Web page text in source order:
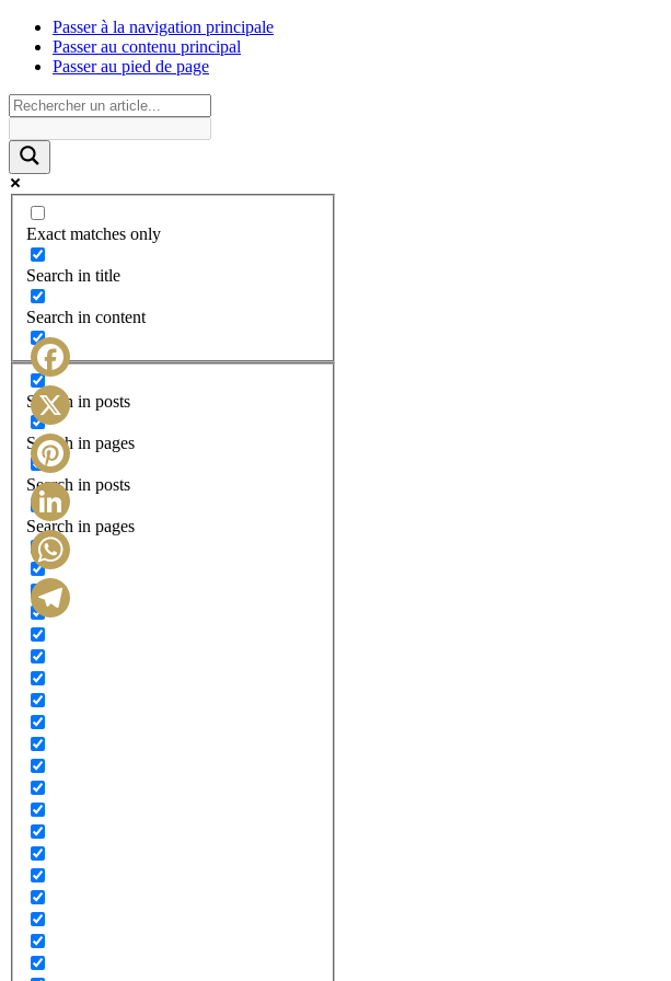
Passer à la navigation principale
Passer au contenu principal
Passer au pied de page
Exact matches only
Search in title
Search in content
Search in posts
Search in pages
Search in posts
Search in pages
Facebook
X
Pinterest
LinkedIn
WhatsApp
Telegram